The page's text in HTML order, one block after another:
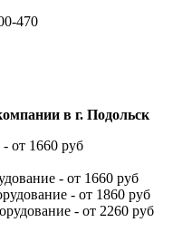
470
в г. Подольск
от 1660 руб
- от 1660 руб
- от 1860 руб
- от 2260 руб